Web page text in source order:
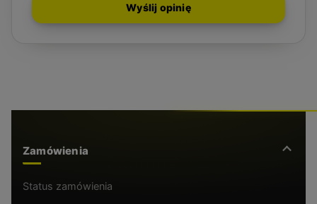
Wyślij opinię
Zamówienia
Status zamówienia